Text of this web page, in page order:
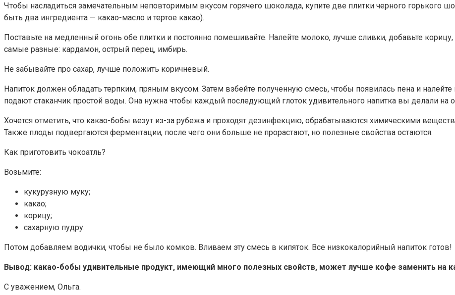
Чтобы насладиться замечательным неповторимым вкусом горячего шоколада, купите две плитки черного горького
быть два ингредиента — какао-масло и тертое какао).
Поставьте на медленный огонь обе плитки и постоянно помешивайте. Налейте молоко, лучше сливки, добавьте
самые разные: кардамон, острый перец, имбирь.
Не забывайте про сахар, лучше положить коричневый.
Напиток должен обладать терпким, пряным вкусом. Затем взбейте полученную смесь, чтобы появилась пена и
подают стаканчик простой воды. Она нужна чтобы каждый последующий глоток удивительного напитка вы делали
Хочется отметить, что какао-бобы везут из-за рубежа и проходят дезинфекцию, обрабатываются химическими
Также плоды подвергаются ферментации, после чего они больше не прорастают, но полезные свойства остаются.
Как приготовить чокоатль?
Возьмите:
кукурузную муку;
какао;
корицу;
сахарную пудру.
Потом добавляем водички, чтобы не было комков. Вливаем эту смесь в кипяток. Все низкокалорийный напиток готов!
Вывод: какао-бобы удивительные продукт, имеющий много полезных свойств, может лучше кофе заменить на
С уважением, Ольга.